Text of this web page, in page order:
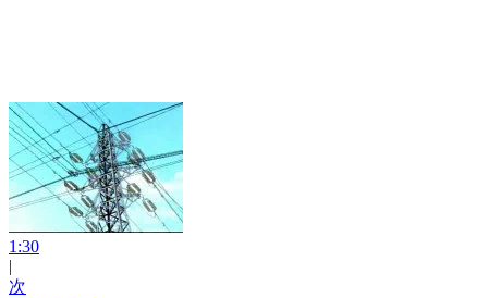
1:30
|
次